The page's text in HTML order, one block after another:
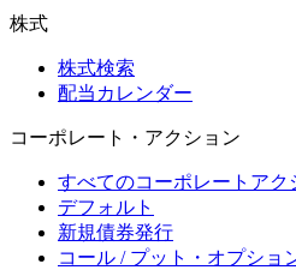
株式
株式検索
配当カレンダー
コーポレート・アクション
すべてのコーポレートアク
デフォルト
新規債券発行
コール / プット・オプショ